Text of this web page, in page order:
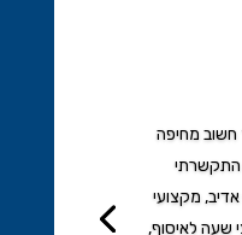
חשוב מחיפה
התקשרתי
מקצועי
שעה לאיסוף,